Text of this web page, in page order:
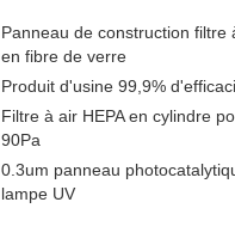
Panneau de construction filtre
en fibre de verre
Produit d'usine 99,9%
Filtre à air HEPA en cylindre
90Pa
0.3um panneau
lampe UV